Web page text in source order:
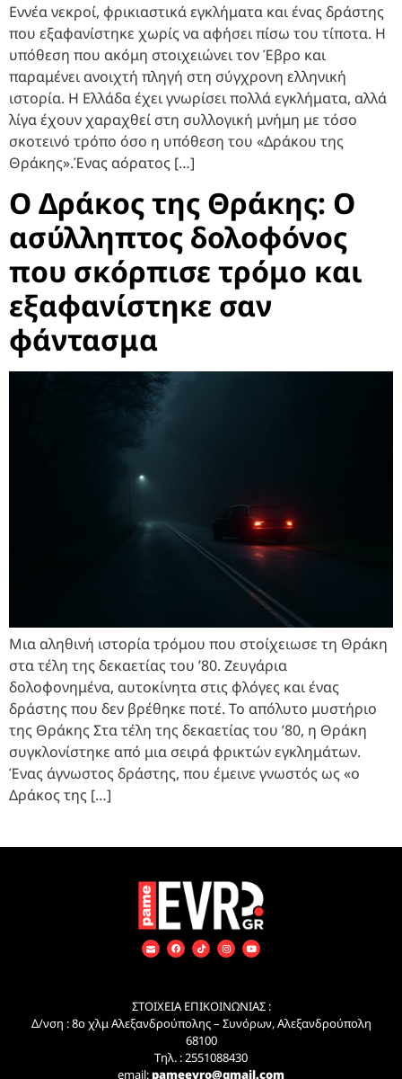
Εννέα νεκροί, φρικιαστικά εγκλήματα και ένας δράστης
που εξαφανίστηκε χωρίς να αφήσει πίσω του τίποτα. Η
υπόθεση που ακόμη στοιχειώνει τον Έβρο και
παραμένει ανοιχτή πληγή στη σύγχρονη ελληνική
ιστορία. Η Ελλάδα έχει γνωρίσει πολλά εγκλήματα, αλλά
λίγα έχουν χαραχθεί στη συλλογική μνήμη με τόσο
σκοτεινό τρόπο όσο η υπόθεση του «Δράκου της
Θράκης».Ένας αόρατος […]
Ο Δράκος της Θράκης: Ο
ασύλληπτος δολοφόνος
που σκόρπισε τρόμο και
εξαφανίστηκε σαν
φάντασμα
Μια αληθινή ιστορία τρόμου που στοίχειωσε τη Θράκη
στα τέλη της δεκαετίας του ’80. Ζευγάρια
δολοφονημένα, αυτοκίνητα στις φλόγες και ένας
δράστης που δεν βρέθηκε ποτέ. Το απόλυτο μυστήριο
της Θράκης Στα τέλη της δεκαετίας του ’80, η Θράκη
συγκλονίστηκε από μια σειρά φρικτών εγκλημάτων.
Ένας άγνωστος δράστης, που έμεινε γνωστός ως «ο
Δράκος της […]
ΣΤΟΙΧΕΙΑ ΕΠΙΚΟΙΝΩΝΙΑΣ :
Δ/νση : 8ο χλμ Αλεξανδρούπολης – Συνόρων, Αλεξανδρούπολη
68100
Τηλ. : 2551088430
email:pameevro@gmail.com